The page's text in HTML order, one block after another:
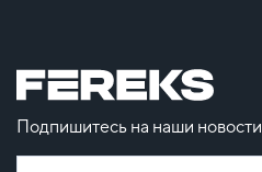
Подпишитесь на наши новости